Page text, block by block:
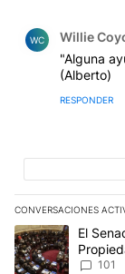
WC Willie
"Alguna
(Alberto)
RESPONDER
CONVERSACIONES
Este listado
Un artículo de
El
Ley del
101